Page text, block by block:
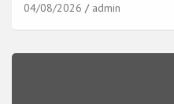
04/08/2026 admin